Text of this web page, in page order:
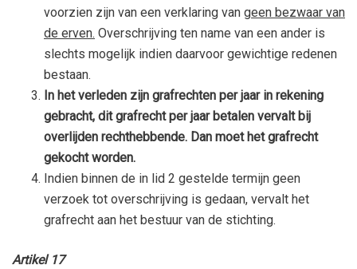
voorzien zijn van een verklaring van geen bezwaar van
de erven. Overschrijving ten name van een ander is
slechts mogelijk indien daarvoor gewichtige redenen
bestaan.
In het verleden zijn grafrechten per jaar in rekening
gebracht, dit grafrecht per jaar betalen vervalt bij
overlijden rechthebbende. Dan moet het grafrecht
gekocht worden.
Indien binnen de in lid 2 gestelde termijn geen
verzoek tot overschrijving is gedaan, vervalt het
grafrecht aan het bestuur van de stichting.
Artikel 17